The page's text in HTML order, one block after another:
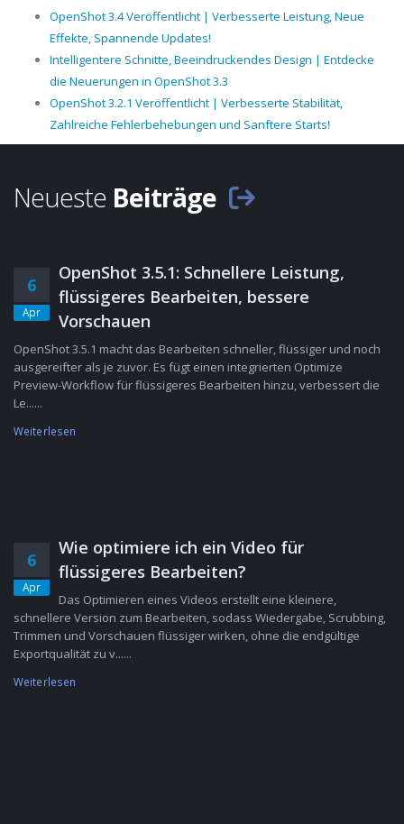
OpenShot 3.4 Veröffentlicht | Verbesserte Leistung, Neue
Effekte, Spannende Updates!
Intelligentere Schnitte, Beeindruckendes Design | Entdecke
die Neuerungen in OpenShot 3.3
OpenShot 3.2.1 Veröffentlicht | Verbesserte Stabilität,
Zahlreiche Fehlerbehebungen und Sanftere Starts!
Neueste Beiträge
6
Apr
OpenShot 3.5.1: Schnellere Leistung,
flüssigeres Bearbeiten, bessere
Vorschauen
OpenShot 3.5.1 macht das Bearbeiten schneller, flüssiger und noch
ausgereifter als je zuvor. Es fügt einen integrierten Optimize
Preview-Workflow für flüssigeres Bearbeiten hinzu, verbessert die
Le......
Weiterlesen
6
Apr
Wie optimiere ich ein Video für
flüssigeres Bearbeiten?
Das Optimieren eines Videos erstellt eine kleinere,
schnellere Version zum Bearbeiten, sodass Wiedergabe, Scrubbing,
Trimmen und Vorschauen flüssiger wirken, ohne die endgültige
Exportqualität zu v......
Weiterlesen